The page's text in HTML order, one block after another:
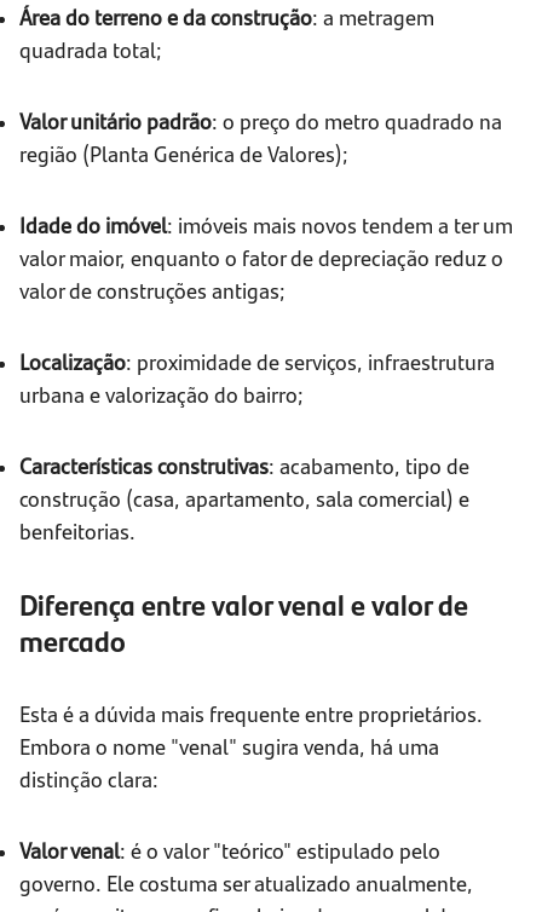
Área do terreno e da construção: a metragem
quadrada total;
Valor unitário padrão: o preço do metro quadrado na
região (Planta Genérica de Valores);
Idade do imóvel: imóveis mais novos tendem a ter um
valor maior, enquanto o fator de depreciação reduz o
valor de construções antigas;
Localização: proximidade de serviços, infraestrutura
urbana e valorização do bairro;
Características construtivas: acabamento, tipo de
construção (casa, apartamento, sala comercial) e
benfeitorias.
Diferença entre valor venal e valor de
mercado
Esta é a dúvida mais frequente entre proprietários.
Embora o nome "venal" sugira venda, há uma
distinção clara:
Valor venal: é o valor "teórico" estipulado pelo
governo. Ele costuma ser atualizado anualmente,